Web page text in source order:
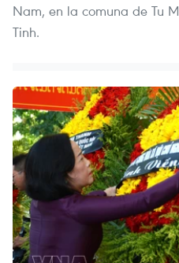
Nam, en la comuna de Tu
Tinh.